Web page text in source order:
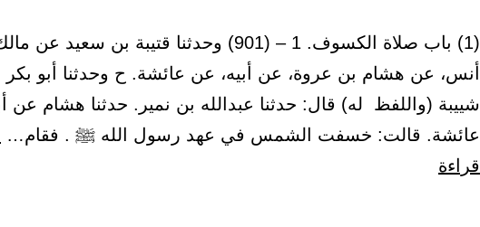
(1) باب صلاة الكسوف. 1 – (901) وحدثنا قتيبة بن سعيد عن
أنس، عن هشام بن عروة، عن أبيه، عن عائشة. ح وحدثنا أبو بكر
شييبة (واللفظ له) قال: حدثنا عبدالله بن نمير. حدثنا هشام عن
عائشة. قالت: خسفت الشمس في عهد رسول الله ﷺ . فقام…
قراءة